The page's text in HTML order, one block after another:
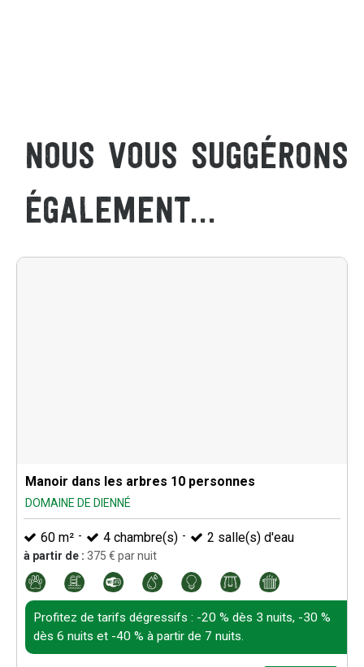
NOUS VOUS SUGGÉRONS
ÉGALEMENT...
Manoir dans les arbres 10 personnes
DOMAINE DE DIENNÉ
à partir de : 375 € par nuit
60 m² 4 chambre(s) 2 salle(s) d'eau
Profitez de tarifs dégressifs : -20 % dès 3 nuits, -30 %
dès 6 nuits et -40 % à partir de 7 nuits.